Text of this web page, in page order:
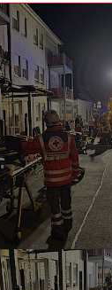
Matomo Tracking
Matomo
Cookie, die zur
verwendet werden.
Daten darüber, wie
Website nutzt.
_pk_id,_pk_ref
2 Jahre
Infos schließen